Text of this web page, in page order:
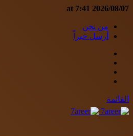
2026/08/07 at 7:41
من نحن
أرسل خبراً
القائمة